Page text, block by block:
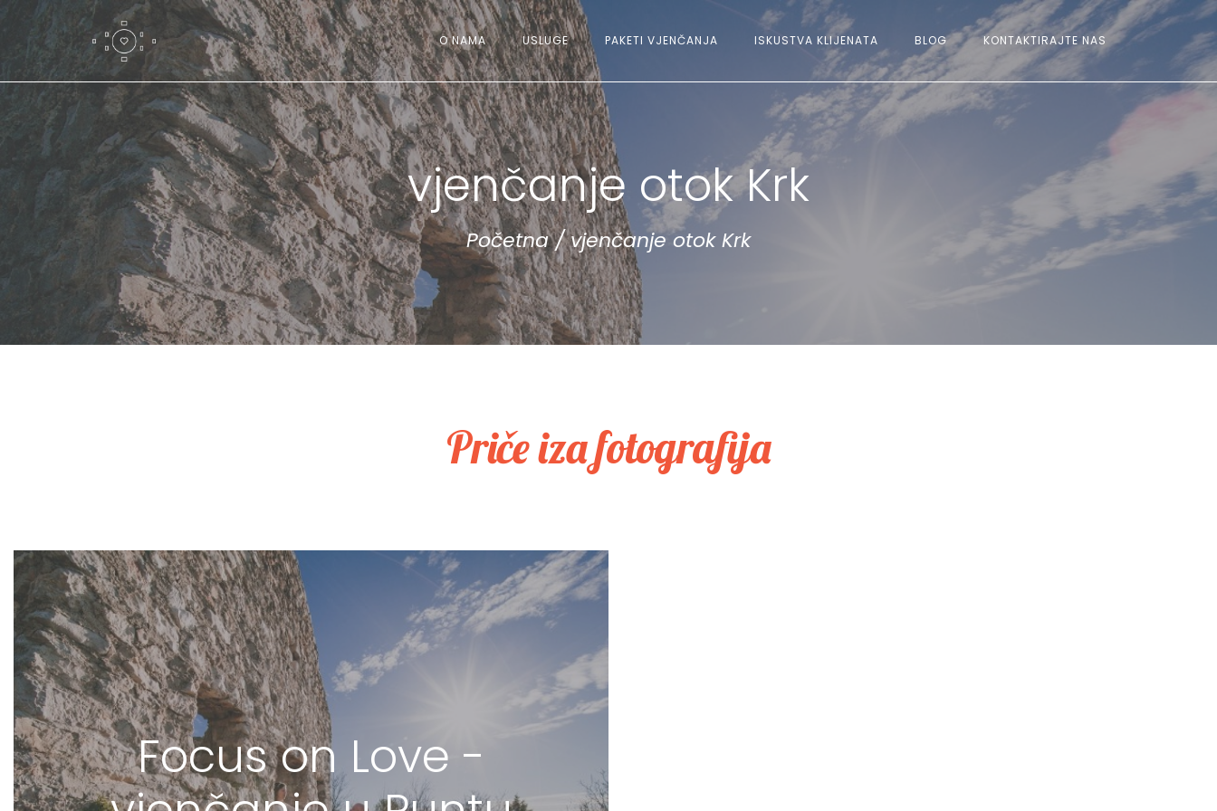
O NAMA USLUGE PAKETI VJENČANJA ISKUSTVA KLIJENATA BLOG KONTAKTIRAJTE NAS
vjenčanje otok Krk
Početna/vjenčanje otok Krk
Priče iza fotografija
Focus on Love -